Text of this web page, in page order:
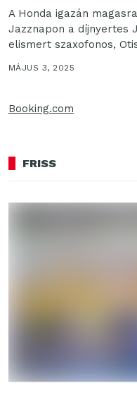
A Honda igazán
Jazznapon a díjnyertes
elismert szaxofonos,
MÁJUS 3, 2025
Booking.com
FRISS